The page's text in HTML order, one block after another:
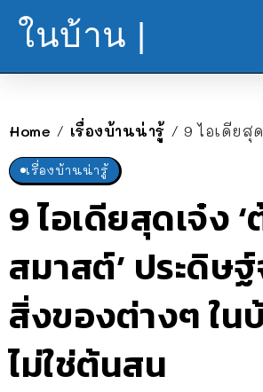
ในบ้าน |
Home / เรื่องบ้านน่ารู้ / 9 ไอเดียสุดเจ๋ง ‘ต้นคริสมาสต์
เรื่องบ้านน่ารู้
9 ไอเดียสุดเจ๋ง
สมาสต์’ ประดิษ
สิ่งของต่างๆ ใน
ไม่ใช่ต้นสน